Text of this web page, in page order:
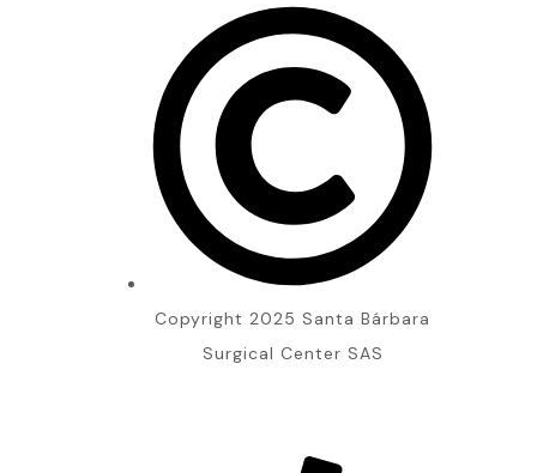
Copyright 2025 Santa Bárbara
Surgical Center SAS